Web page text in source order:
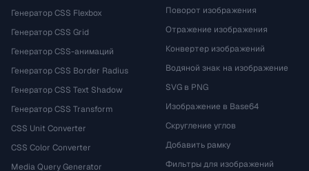
Генератор CSS Flexbox
Генератор CSS Grid
Генератор CSS-анимаций
Генератор CSS Border Radius
Генератор CSS Text Shadow
Генератор CSS Transform
CSS Unit Converter
CSS Color Converter
Media Query Generator
Поворот изображения
Отражение изображения
Конвертер изображений
Водяной знак на изображение
SVG в PNG
Изображение в Base64
Скругление углов
Добавить рамку
Фильтры для изображений